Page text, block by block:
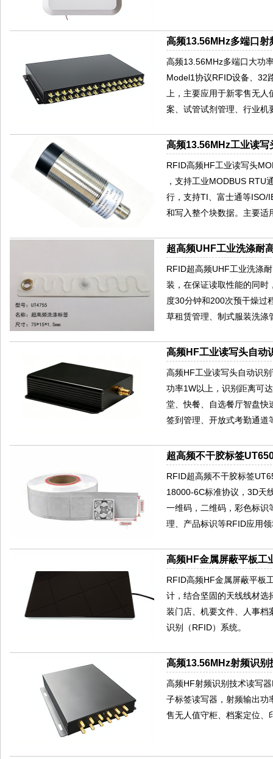
高频13.56MHz多端口
高频13.56MHz多端口大功
Model1协议RFID设备、32
上，主要应用于新零售无
案、试管试剂管理、行业机
高频13.56MHz工业读
RFID高频HF工业读写头
，支持工业MODBUS RTU
行，支持TI、富士通等ISO/
和写入整个块数据。主要适
超高频UHF工业洗涤耐
RFID超高频UHF工业洗涤
装，在保证读取性能的同时
度30分钟和200次预干燥过
草租赁管理、制式服装洗涤
高频HF工业读写头自动
高频HF工业读写头自动识
功率1W以上，识别距离可
堂、快餐、自选餐厅智盘快
签到管理、开放式考勤通道
超高频不干胶标签
RFID超高频不干胶标签
18000-6C标准协议，3D天
一维码，二维码，彩色标识
理、产品标识等RFID应用
高频HF金属屏蔽平板工
RFID高频HF金属屏蔽平板
计，结合坚固的天线线材选
装门店、机要文件、人事档
识别（RFID）系统。
高频13.56MHz射频识
高频HF射频识别技术读写
子标签读写器，射频输出功
售无人值守柜、档案定位、